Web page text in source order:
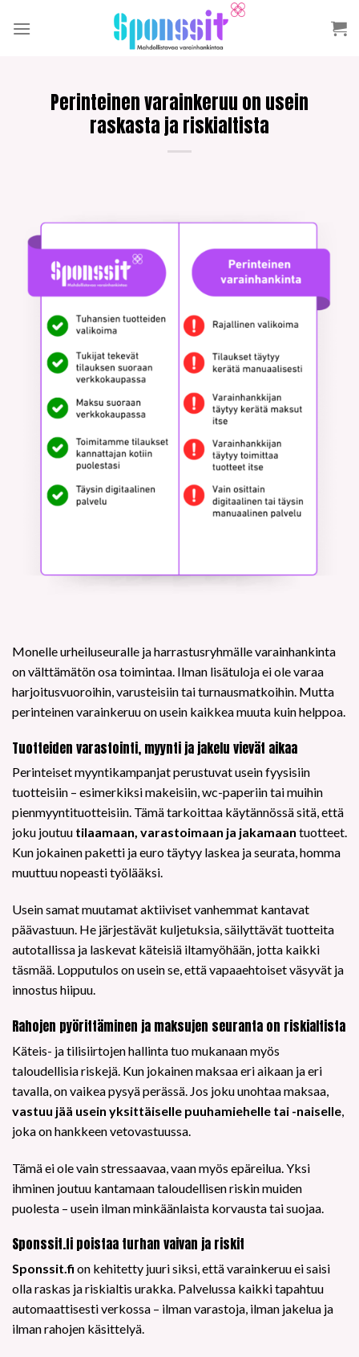
Perinteinen varainkeruu on usein
raskasta ja riskialtista
Monelle urheiluseuralle ja harrastusryhmälle varainhankinta
on välttämätön osa toimintaa. Ilman lisätuloja ei ole varaa
harjoitusvuoroihin, varusteisiin tai turnausmatkoihin. Mutta
perinteinen varainkeruu on usein kaikkea muuta kuin helppoa.
Tuotteiden varastointi, myynti ja jakelu vievät aikaa
Perinteiset myyntikampanjat perustuvat usein fyysisiin
tuotteisiin – esimerkiksi makeisiin, wc-paperiin tai muihin
pienmyyntituotteisiin. Tämä tarkoittaa käytännössä sitä, että
joku joutuu tilaamaan, varastoimaan ja jakamaan tuotteet.
Kun jokainen paketti ja euro täytyy laskea ja seurata, homma
muuttuu nopeasti työlääksi.
Usein samat muutamat aktiiviset vanhemmat kantavat
päävastuun. He järjestävät kuljetuksia, säilyttävät tuotteita
autotallissa ja laskevat käteisiä iltamyöhään, jotta kaikki
täsmää. Lopputulos on usein se, että vapaaehtoiset väsyvät ja
innostus hiipuu.
Rahojen pyörittäminen ja maksujen seuranta on riskialtista
Käteis- ja tilisiirtojen hallinta tuo mukanaan myös
taloudellisia riskejä. Kun jokainen maksaa eri aikaan ja eri
tavalla, on vaikea pysyä perässä. Jos joku unohtaa maksaa,
vastuu jää usein yksittäiselle puuhamiehelle tai -naiselle,
joka on hankkeen vetovastuussa.
Tämä ei ole vain stressaavaa, vaan myös epäreilua. Yksi
ihminen joutuu kantamaan taloudellisen riskin muiden
puolesta – usein ilman minkäänlaista korvausta tai suojaa.
Sponssit.fi poistaa turhan vaivan ja riskit
Sponssit.fi on kehitetty juuri siksi, että varainkeruu ei saisi
olla raskas ja riskialtis urakka. Palvelussa kaikki tapahtuu
automaattisesti verkossa – ilman varastoja, ilman jakelua ja
ilman rahojen käsittelyä.